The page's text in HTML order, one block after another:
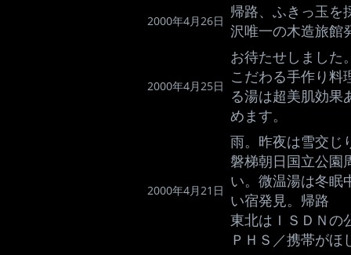
2000年4月26日
帰路、ふきっ玉を
沢唯一の木造旅館
2000年4月25日
お待たせしました
こだわる手作り料
る湯は超美肌効果
めます。
2000年4月21日
雨。昨夜は雪交じ
磐梯朝日国立公園
い。微温湯は冬眠
い宿発見。帰路
東北はＩＳＤＮの
ＰＨＳ／携帯がほ